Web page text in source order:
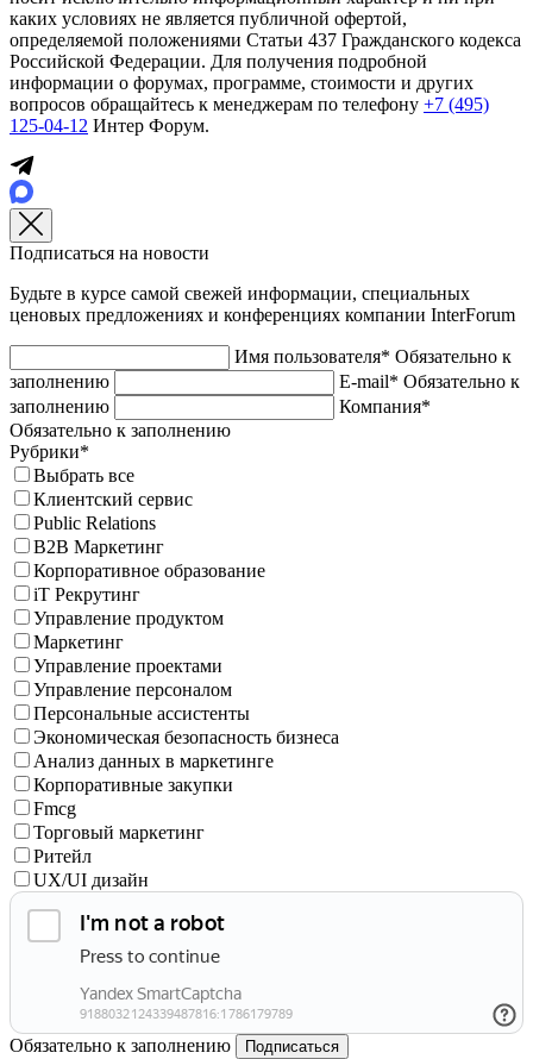
каких условиях не является публичной офертой,
определяемой положениями Статьи 437 Гражданского кодекса
Российской Федерации. Для получения подробной
информации о форумах, программе, стоимости и других
вопросов обращайтесь к менеджерам по телефону +7 (495)
125-04-12 Интер Форум.
Подписаться на новости
Будьте в курсе самой свежей информации, специальных
ценовых предложениях и конференциях компании InterForum
Имя пользователя* Обязательно к
заполнению
E-mail* Обязательно к
заполнению
Компания*
Обязательно к заполнению
Рубрики*
Выбрать все
Клиентский сервис
Public Relations
B2B Маркетинг
Корпоративное образование
iT Рекрутинг
Управление продуктом
Маркетинг
Управление проектами
Управление персоналом
Персональные ассистенты
Экономическая безопасность бизнеса
Анализ данных в маркетинге
Корпоративные закупки
Fmcg
Торговый маркетинг
Ритейл
UX/UI дизайн
Обязательно к заполнению Подписаться